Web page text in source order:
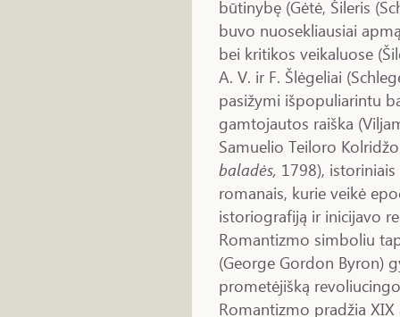
būtinybę (Gėtė, Šileris
buvo nuosekliausiai
bei kritikos veikaluose
A. V. ir F. Šlėgeliai
pasižymi išpopuliarintu
gamtojautos raiška
Samuelio Teiloro
baladės, 1798),
romanais, kurie veikė
istoriografiją ir inicijavo
Romantizmo simboliu
(George Gordon Byron)
prometėjišką
Romantizmo pradžia